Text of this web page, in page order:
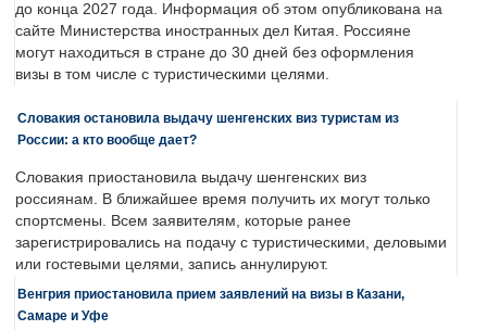
до конца 2027 года. Информация об этом опубликована на
сайте Министерства иностранных дел Китая. Россияне
могут находиться в стране до 30 дней без оформления
визы в том числе с туристическими целями.
Словакия остановила выдачу шенгенских виз туристам из
России: а кто вообще дает?
Словакия приостановила выдачу шенгенских виз
россиянам. В ближайшее время получить их могут только
спортсмены. Всем заявителям, которые ранее
зарегистрировались на подачу с туристическими, деловыми
или гостевыми целями, запись аннулируют.
Венгрия приостановила прием заявлений на визы в Казани,
Самаре и Уфе